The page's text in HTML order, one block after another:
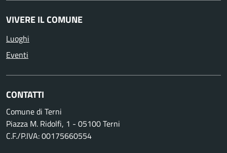
VIVERE IL COMUNE
Luoghi
Eventi
CONTATTI
Comune di Terni
Piazza M. Ridolfi, 1 - 05100 Terni
C.F./P.IVA: 00175660554